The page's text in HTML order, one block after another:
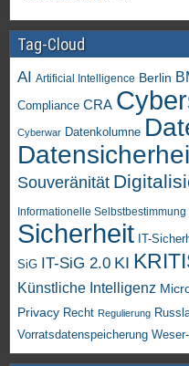
Tag-Cloud
AI Artificial Intelligence Berlin
Compliance CRA
Cyberwar Datenkolumne
Souveränität
Informationelle Selbstbestimmung
Sicherheit IT-
SiG IT-SiG 2.0 KI
Künstliche Intelligenz
Privacy Recht Regulierung
Vorratsdatenspeicherung